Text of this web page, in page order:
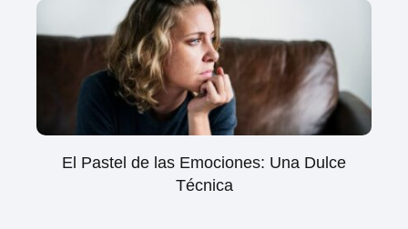
El Pastel de las Emociones: Una Dulce
Técnica